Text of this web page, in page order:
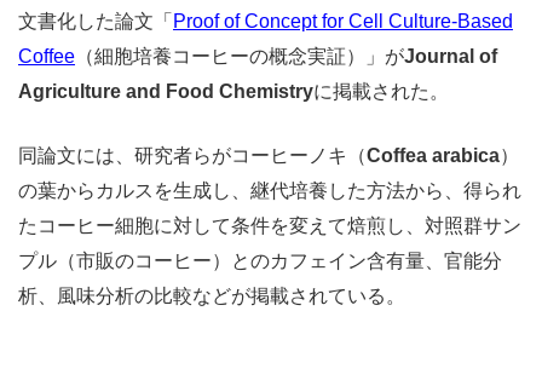
文書化した論文「 Proof of Concept for Cell Culture-Based
Coffee （細胞培養コーヒーの概念実証）」がJournal of
Agriculture and Food Chemistryに掲載された。
同論文には、研究者らがコーヒーノキ（Coffea arabica）
の葉からカルスを生成し、継代培養した方法から、得られ
たコーヒー細胞に対して条件を変えて焙煎し、対照群サン
プル（市販のコーヒー）とのカフェイン含有量、官能分
析、風味分析の比較などが掲載されている。